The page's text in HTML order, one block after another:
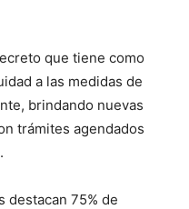
que tiene como
a las medidas de
brindando nuevas
trámites agendados
destacan 75% de